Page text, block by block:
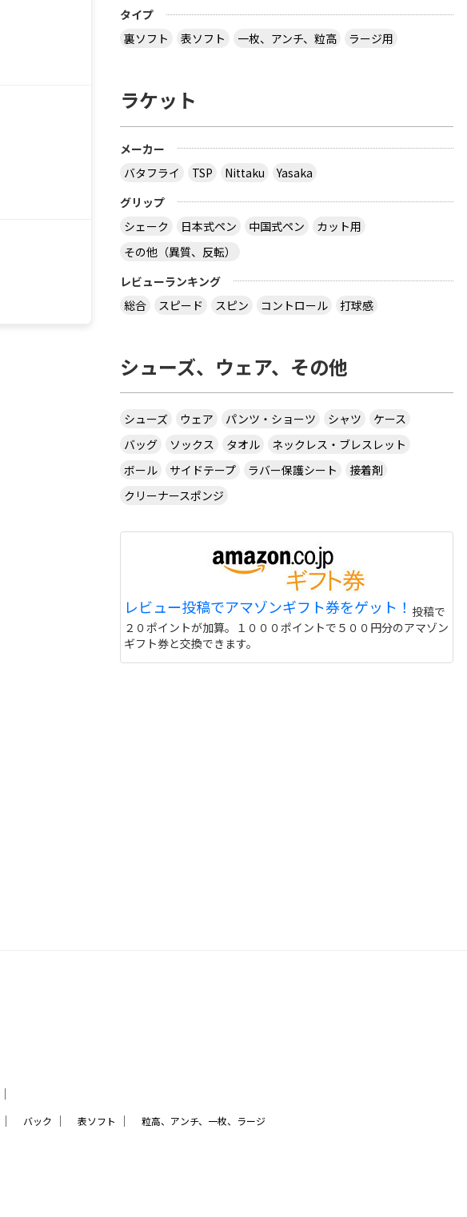
タイプ
裏ソフト
表ソフト 一枚、アンチ、粒高 ラージ用
ラケット
メーカー
バタフライ
TSP Nittaku
Yasaka
グリップ
シェーク
日本式ペン 中国式ペン
カット用
その他（異質、反転）
レビューランキング
総合
スピード スピン コントロール 打球感
シューズ、ウェア、その他
シューズ ウェア パンツ・ショーツ シャツ
ケース
バッグ
ソックス タオル
ネックレス・ブレスレット
ボール
サイドテープ ラバー保護シート
接着剤
クリーナースポンジ
レビュー投稿でアマゾンギフト券をゲット！ 投稿で
２０ポイントが加算。１０００ポイントで５００円分のアマゾン
ギフト券と交換できます。
｜
｜ バック ｜ 表ソフト ｜ 粒高、アンチ、一枚、ラージ